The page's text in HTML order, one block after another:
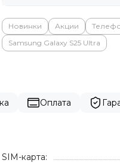
Новинки Акции
Samsung Galaxy S25 Ultra
Оплата
SIM-карта: